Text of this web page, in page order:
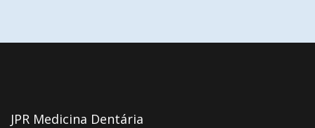
JPR Medicina Dentária